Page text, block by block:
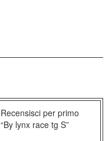
Recensisci per primo
“By lynx race tg S”